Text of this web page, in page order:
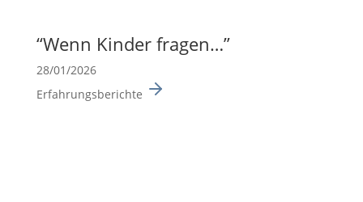
“Wenn Kinder fragen…”
28/01/2026
Erfahrungsberichte